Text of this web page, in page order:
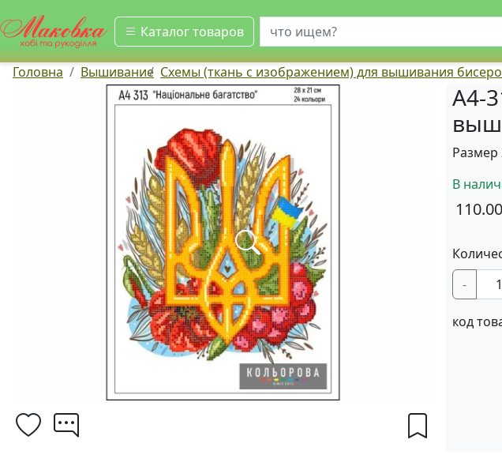
Каталог товаров
искать
Головна Вышивание Схемы (ткань с изображением) для вышивания
А4-
Размер
В
110.00
-
код